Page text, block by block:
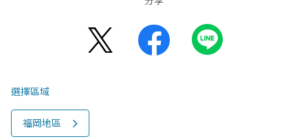
選擇區域
福岡地區